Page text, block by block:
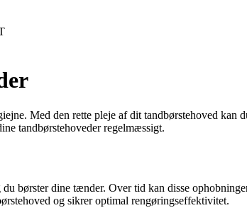
Med den rette pleje af dit tandbørstehoved
tandbørstehoveder regelmæssigt.
børster dine tænder. Over tid kan disse
og sikrer optimal rengøringseffektivitet.